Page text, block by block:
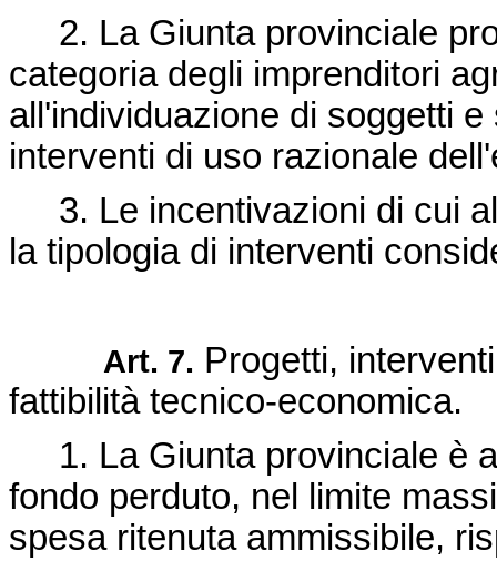
2. La Giunta provinciale
categoria degli imprenditori
all'individuazione di soggetti
interventi di uso razionale
3. Le incentivazioni di cui
la tipologia di interventi
Art. 7. Progetti,
fattibilità tecnico-economica.
1. La Giunta provinciale è
fondo perduto, nel limite
spesa ritenuta ammissibile,